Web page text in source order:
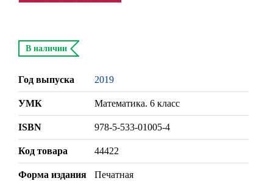
В наличии
Год выпуска 2019
УМК Математика. 6 класс
ISBN 978-5-533-01005-4
Код товара 44422
Форма издания Печатная